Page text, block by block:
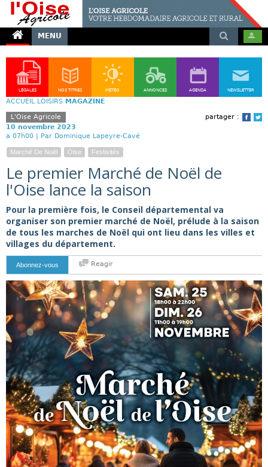
MENU
LÉGALES NOS TITRES MÉTÉO ANNONCES AGENDA NEWSLETTER
ACCUEIL LOISIRS MAGAZINE
partager :
L'Oise Agricole
10 novembre 2023
a 07h00 | Par Dominique Lapeyre-Cavé
Marché De Noël Oise Festivités
Le premier Marché de Noël de
l'Oise lance la saison
Pour la première fois, le Conseil départemental va
organiser son premier marché de Noël, prélude à la saison
de tous les marches de Noël qui ont lieu dans les villes et
villages du département.
Abonnez-vous Reagir